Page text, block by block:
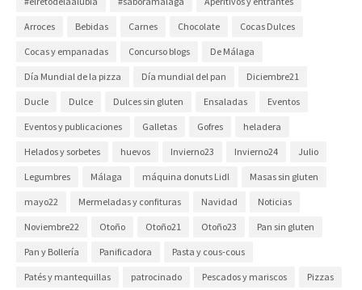
Arroces Bebidas Carnes Chocolate Cocas Dulces
Cocas y empanadas Concurso blogs De Málaga
Día Mundial de la pizza Día mundial del pan Diciembre21
Ducle Dulce Dulces sin gluten Ensaladas Eventos
Eventos y publicaciones Galletas Gofres heladera
Helados y sorbetes huevos Invierno23 Invierno24 Julio
Legumbres Málaga máquina donuts Lidl Masas sin gluten
mayo22 Mermeladas y confituras Navidad Noticias
Noviembre22 Otoño Otoño21 Otoño23 Pan sin gluten
Pan y Bollería Panificadora Pasta y cous-cous
Patés y mantequillas patrocinado Pescados y mariscos Pizzas